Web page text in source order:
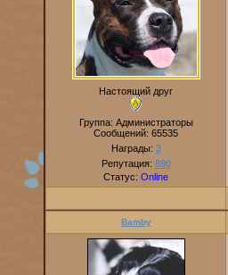
Настоящий друг
Группа: Администраторы
Сообщений: 65535
Награды: 3
Репутация: 890
Статус: Online
Bamby